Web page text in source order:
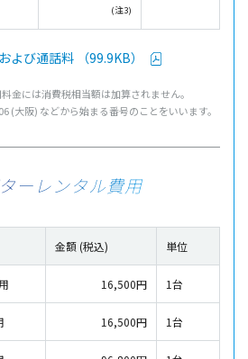
(注3)
よび通話料 （99.9KB）
金には消費税相当額は加算されません。
(大阪) などから始まる番号のことをいいます。
ーレンタル費用
金額 (税込) 単位
16,500円 1台
16,500円 1台